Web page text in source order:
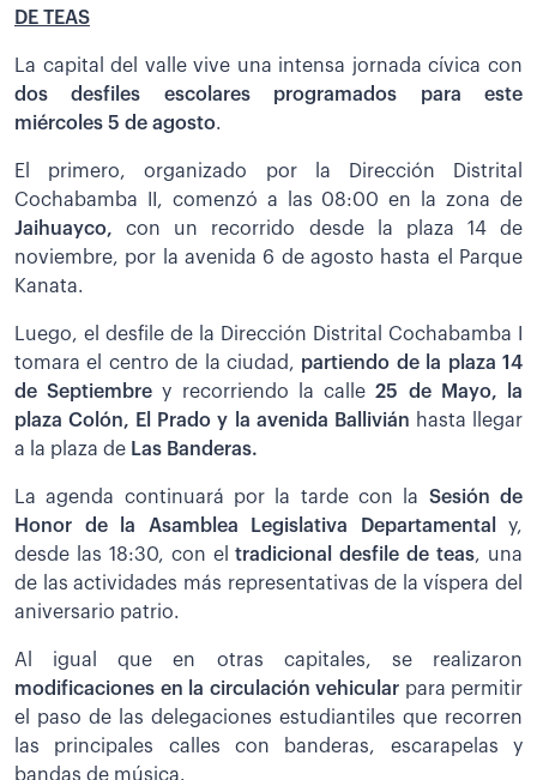
DE TEAS
La capital del valle vive una intensa jornada cívica con
dos desfiles escolares programados para este
miércoles 5 de agosto.
El primero, organizado por la Dirección Distrital
Cochabamba II, comenzó a las 08:00 en la zona de
Jaihuayco, con un recorrido desde la plaza 14 de
noviembre, por la avenida 6 de agosto hasta el Parque
Kanata.
Luego, el desfile de la Dirección Distrital Cochabamba I
tomara el centro de la ciudad, partiendo de la plaza 14
de Septiembre y recorriendo la calle25 de Mayo, la
plaza Colón, El Prado y la avenida Ballivián hasta llegar
a la plaza de Las Banderas.
La agenda continuará por la tarde con la Sesión de
Honor de la Asamblea Legislativa Departamental
y,
desde las 18:30, con eltradicional desfile de teas, una
de las actividades más representativas de la víspera del
aniversario patrio.
Al igual que en otras capitales, se realizaron
modificaciones en la circulación vehicular para permitir
el paso de las delegaciones estudiantiles que recorren
las principales calles con banderas, escarapelas y
bandas de música.